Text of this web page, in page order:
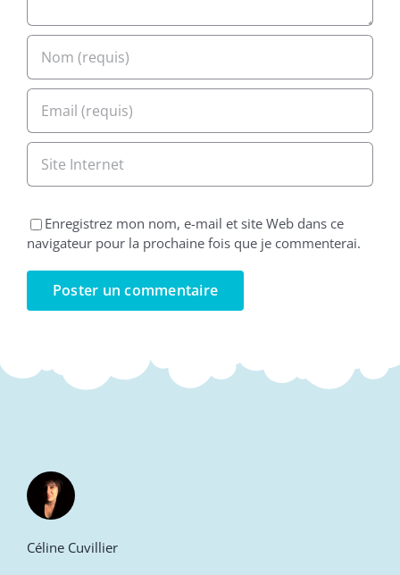
Enregistrez mon nom, e-mail et site Web dans ce
navigateur pour la prochaine fois que je commenterai.
Céline Cuvillier